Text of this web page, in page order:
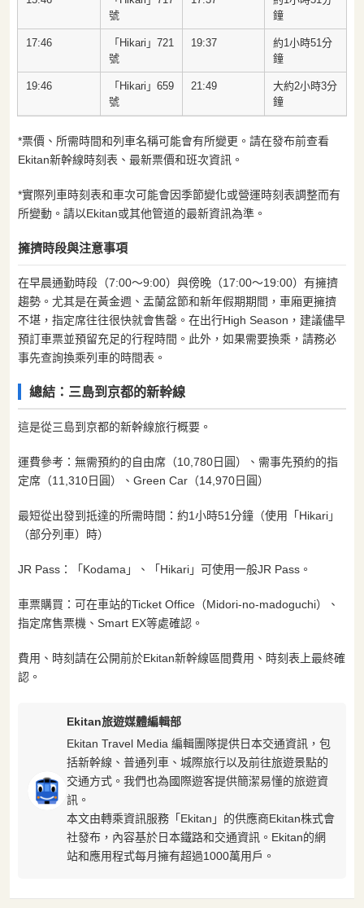
號
鐘
17:46
「Hikari」721
號
19:37
約1小時51分
鐘
19:46
「Hikari」659
號
21:49
大約2小時3分
鐘
*票價、所需時間和列車名稱可能會有所變更。請在發布前查看
Ekitan新幹線時刻表、最新票價和班次資訊。
*實際列車時刻表和車次可能會因季節變化或營運時刻表調整而有
所變動。請以Ekitan或其他管道的最新資訊為準。
擁擠時段與注意事項
在早晨通勤時段（7:00～9:00）與傍晚（17:00～19:00）有擁擠
趨勢。尤其是在黃金週、盂蘭盆節和新年假期期間，車廂更擁擠
不堪，指定席往往很快就會售罄。在出行High Season，建議儘早
預訂車票並預留充足的行程時間。此外，如果需要換乘，請務必
事先查詢換乘列車的時間表。
總結：三島到京都的新幹線
這是從三島到京都的新幹線旅行概要。
運費參考：無需預約的自由席（10,780日圓）、需事先預約的指
定席（11,310日圓）、Green Car（14,970日圓）
最短從出發到抵達的所需時間：約1小時51分鐘（使用「Hikari」
（部分列車）時）
JR Pass：「Kodama」、「Hikari」可使用一般JR Pass。
車票購買：可在車站的Ticket Office（Midori-no-madoguchi）、
指定席售票機、Smart EX等處確認。
費用、時刻請在公開前於Ekitan新幹線區間費用、時刻表上最終確
認。
Ekitan旅遊媒體編輯部
Ekitan Travel Media 編輯團隊提供日本交通資訊，包
括新幹線、普通列車、城際旅行以及前往旅遊景點的
交通方式。我們也為國際遊客提供簡潔易懂的旅遊資
訊。
本文由轉乘資訊服務「Ekitan」的供應商Ekitan株式會
社發布，內容基於日本鐵路和交通資訊。Ekitan的網
站和應用程式每月擁有超過1000萬用戶。